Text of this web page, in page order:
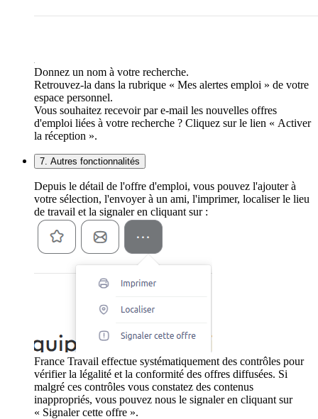
Donnez un nom à votre recherche.
Retrouvez-la dans la rubrique « Mes alertes emploi » de votre
espace personnel.
Vous souhaitez recevoir par e-mail les nouvelles offres
d'emploi liées à votre recherche ? Cliquez sur le lien « Activer
la réception ».
7. Autres fonctionnalités
Depuis le détail de l'offre d'emploi, vous pouvez l'ajouter à
votre sélection, l'envoyer à un ami, l'imprimer, localiser le lieu
de travail et la signaler en cliquant sur :
France Travail effectue systématiquement des contrôles pour
vérifier la légalité et la conformité des offres diffusées. Si
malgré ces contrôles vous constatez des contenus
inappropriés, vous pouvez nous le signaler en cliquant sur
« Signaler cette offre ».